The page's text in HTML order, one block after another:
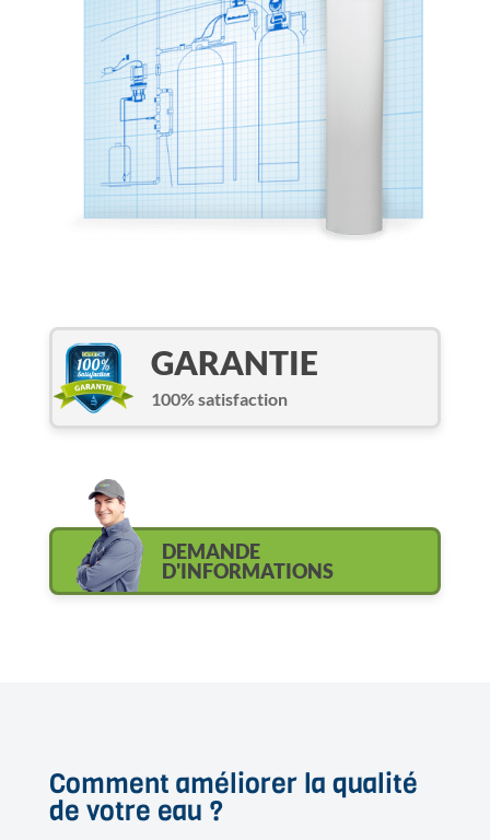
GARANTIE
100% satisfaction
DEMANDE
D'INFORMATIONS
Comment améliorer la qualité
de votre eau ?